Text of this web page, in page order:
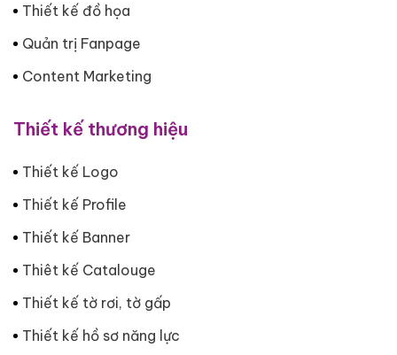
Thiết kế đồ họa
Quản trị Fanpage
Content Marketing
Thiết kế thương hiệu
Thiết kế Logo
Thiết kế Profile
Thiết kế Banner
Thiêt kế Catalouge
Thiết kế tờ rơi, tờ gấp
Thiết kế hồ sơ năng lực